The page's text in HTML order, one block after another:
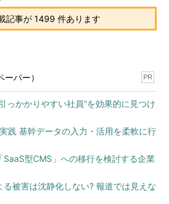
記事が 1499 件あります
パー） PR
っかかりやすい社員”を効果的に見つけ
践 基幹データの入力・活用を柔軟に行
SaaS型CMS」への移行を検討する企業
る被害は沈静化しない? 報道では見えな